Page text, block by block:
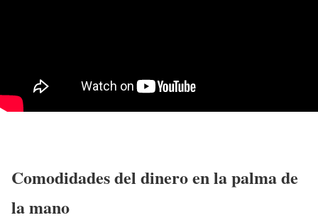
Comodidades del dinero en la palma de
la mano